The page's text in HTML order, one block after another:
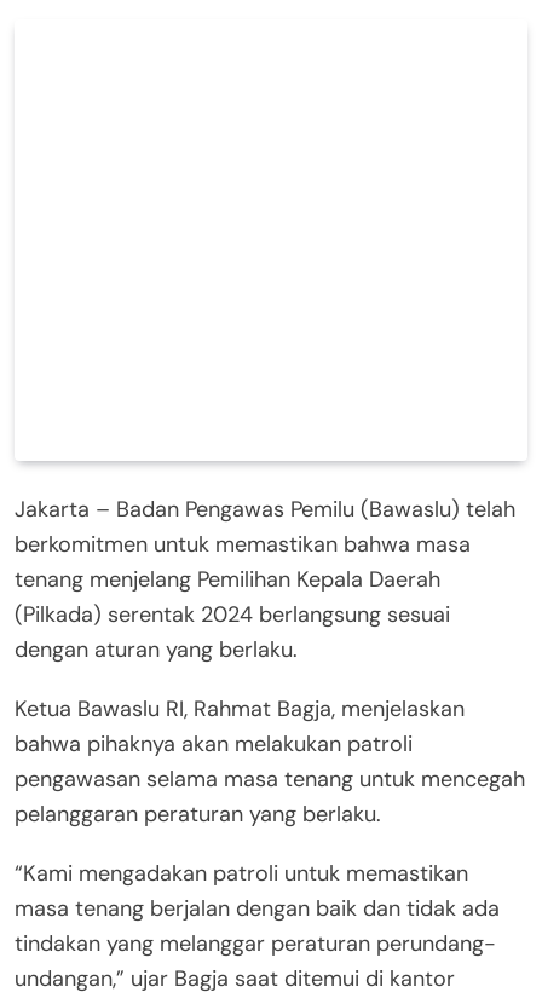
Jakarta – Badan Pengawas Pemilu (Bawaslu) telah
berkomitmen untuk memastikan bahwa masa
tenang menjelang Pemilihan Kepala Daerah
(Pilkada) serentak 2024 berlangsung sesuai
dengan aturan yang berlaku.
Ketua Bawaslu RI, Rahmat Bagja, menjelaskan
bahwa pihaknya akan melakukan patroli
pengawasan selama masa tenang untuk mencegah
pelanggaran peraturan yang berlaku.
“Kami mengadakan patroli untuk memastikan
masa tenang berjalan dengan baik dan tidak ada
tindakan yang melanggar peraturan perundang-
undangan,” ujar Bagja saat ditemui di kantor